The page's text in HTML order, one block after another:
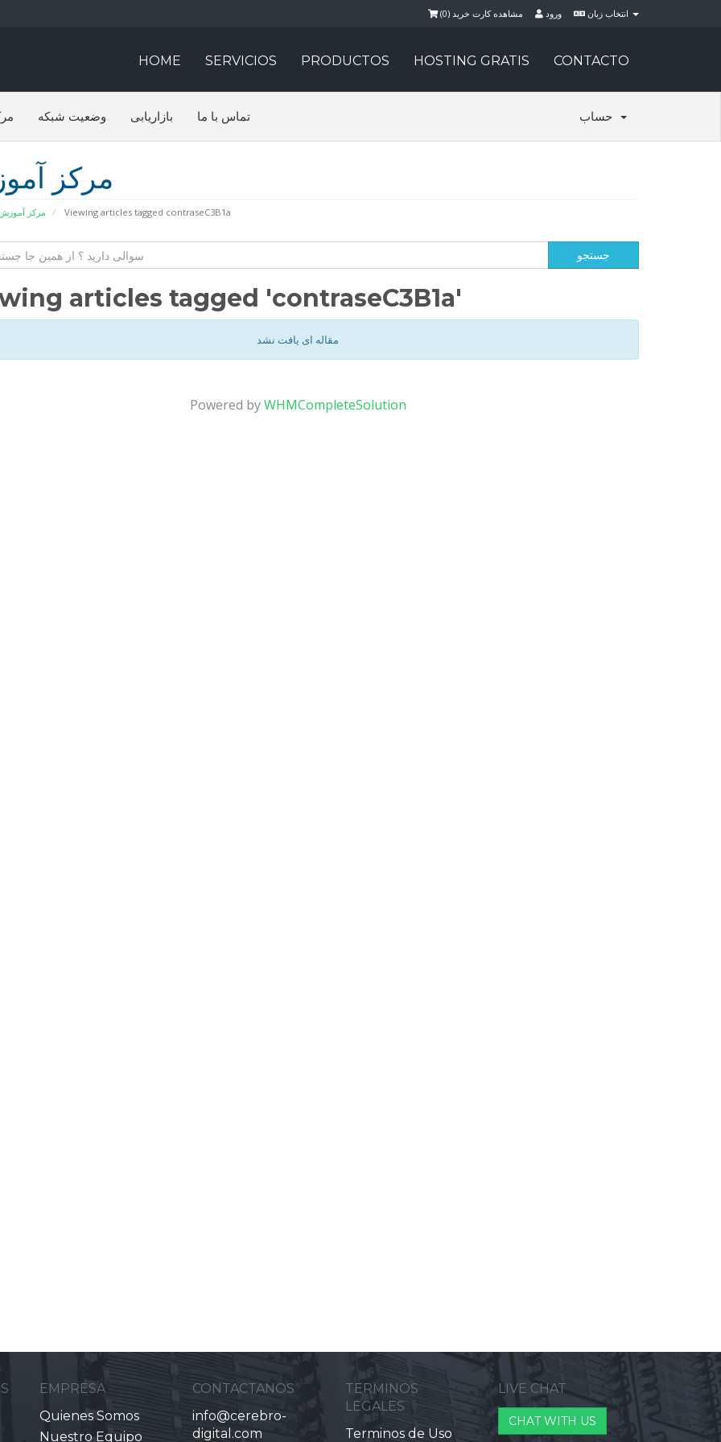
ورود مشاهده کارت خرید (0
)
HOME SERVICIOS PRODUCTOS HOSTING GRATIS CONTACTO
وضعیت شبکه بازاریابی تماس با ما
مرکز
مرکز Viewing articles tagged contraseC3B1a
articles tagged 'contraseC3B1a'
مقاله ای یافت نشد
Powered byWHMCompleteSolution
EMPRESA
Quienes Somos
Nuestro Equipo
CONTACTANOS
info@cerebro-
digital.com
TERMINOS
LEGALES
Terminos de Uso
LIVE CHAT
CHAT WITH US